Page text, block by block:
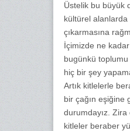
Üstelik bu büyük
kültürel
çıkarmasına
İçimizde ne
bugünkü toplumu
hiç bir şey
Artık kitlelerle
bir çağın eşiğine
durumdayız. Zira
kitleler beraber